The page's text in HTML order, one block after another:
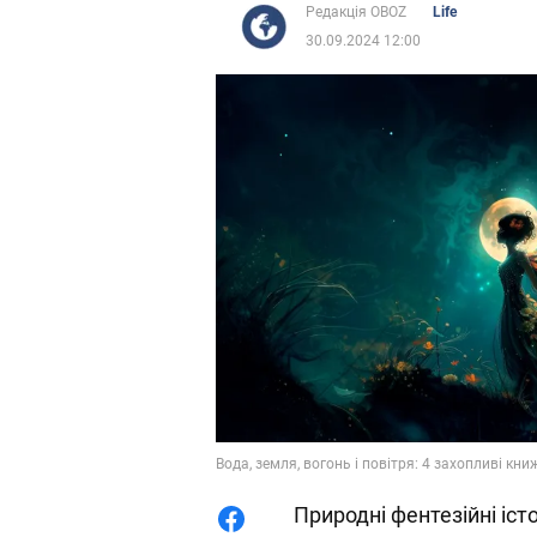
Редакція OBOZ
Life
30.09.2024 12:00
Вода, земля, вогонь і повітря: 4 захопливі
Природні фентезійні